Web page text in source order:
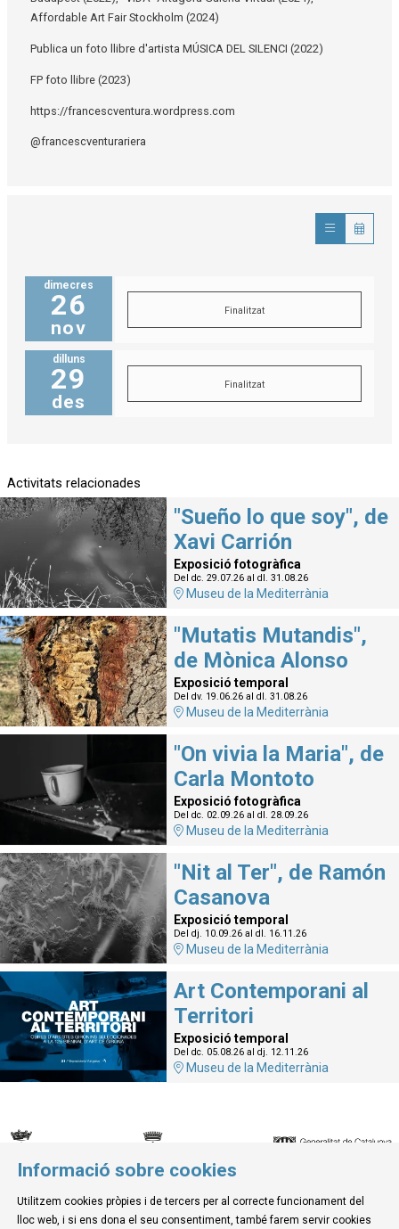
Affordable Art Fair Stockholm (2024)
Publica un foto llibre d'artista MÚSICA DEL SILENCI (2022)
FP foto llibre (2023)
https://francescventura.wordpress.com
@francescventurariera
dimecres
26
nov
Finalitzat
dilluns
29
des
Finalitzat
Activitats relacionades
"Sueño lo que soy", de
Xavi Carrión
Exposició fotogràfica
Del dc. 29.07.26al dl. 31.08.26
Museu de la Mediterrània
"Mutatis Mutandis",
de Mònica Alonso
Exposició temporal
Del dv. 19.06.26al dl. 31.08.26
Museu de la Mediterrània
"On vivia la Maria", de
Carla Montoto
Exposició fotogràfica
Del dc. 02.09.26al dl. 28.09.26
Museu de la Mediterrània
"Nit al Ter", de Ramón
Casanova
Exposició temporal
Del dj. 10.09.26al dl. 16.11.26
Museu de la Mediterrània
Art Contemporani al
Territori
Exposició temporal
Del dc. 05.08.26al dj. 12.11.26
Museu de la Mediterrània
© Museu de la Mediterrània
C. d'Ullà, 27-31 | 17257 Torroella de Montgrí
Informació sobre cookies
Utilitzem cookies pròpies i de tercers per al correcte funcionament del
lloc web, i si ens dona el seu consentiment, també farem servir cookies